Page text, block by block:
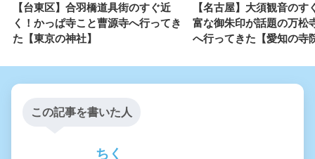
【台東区】合羽橋道具街のすぐ近
く！かっぱ寺こと曹源寺へ行ってき
た【東京の神社】
【名古屋】大須観音のす
富な御朱印が話題の万松
へ行ってきた【愛知の寺
この記事を書いた人
ちく